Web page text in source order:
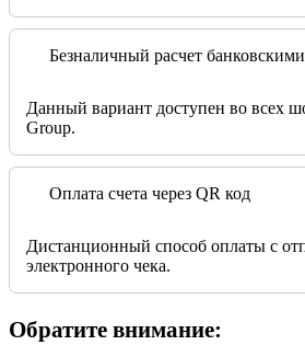
Безналичный расчет
Данный вариант доступен во всех
Group.
Оплата счета через QR код
Дистанционный способ оплаты с
электронного чека.
Обратите внимание: